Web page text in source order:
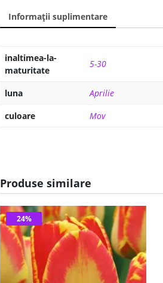
Informații suplimentare
inaltimea-la-
maturitate
5-30
luna
Aprilie
culoare
Mov
Produse similare
24%